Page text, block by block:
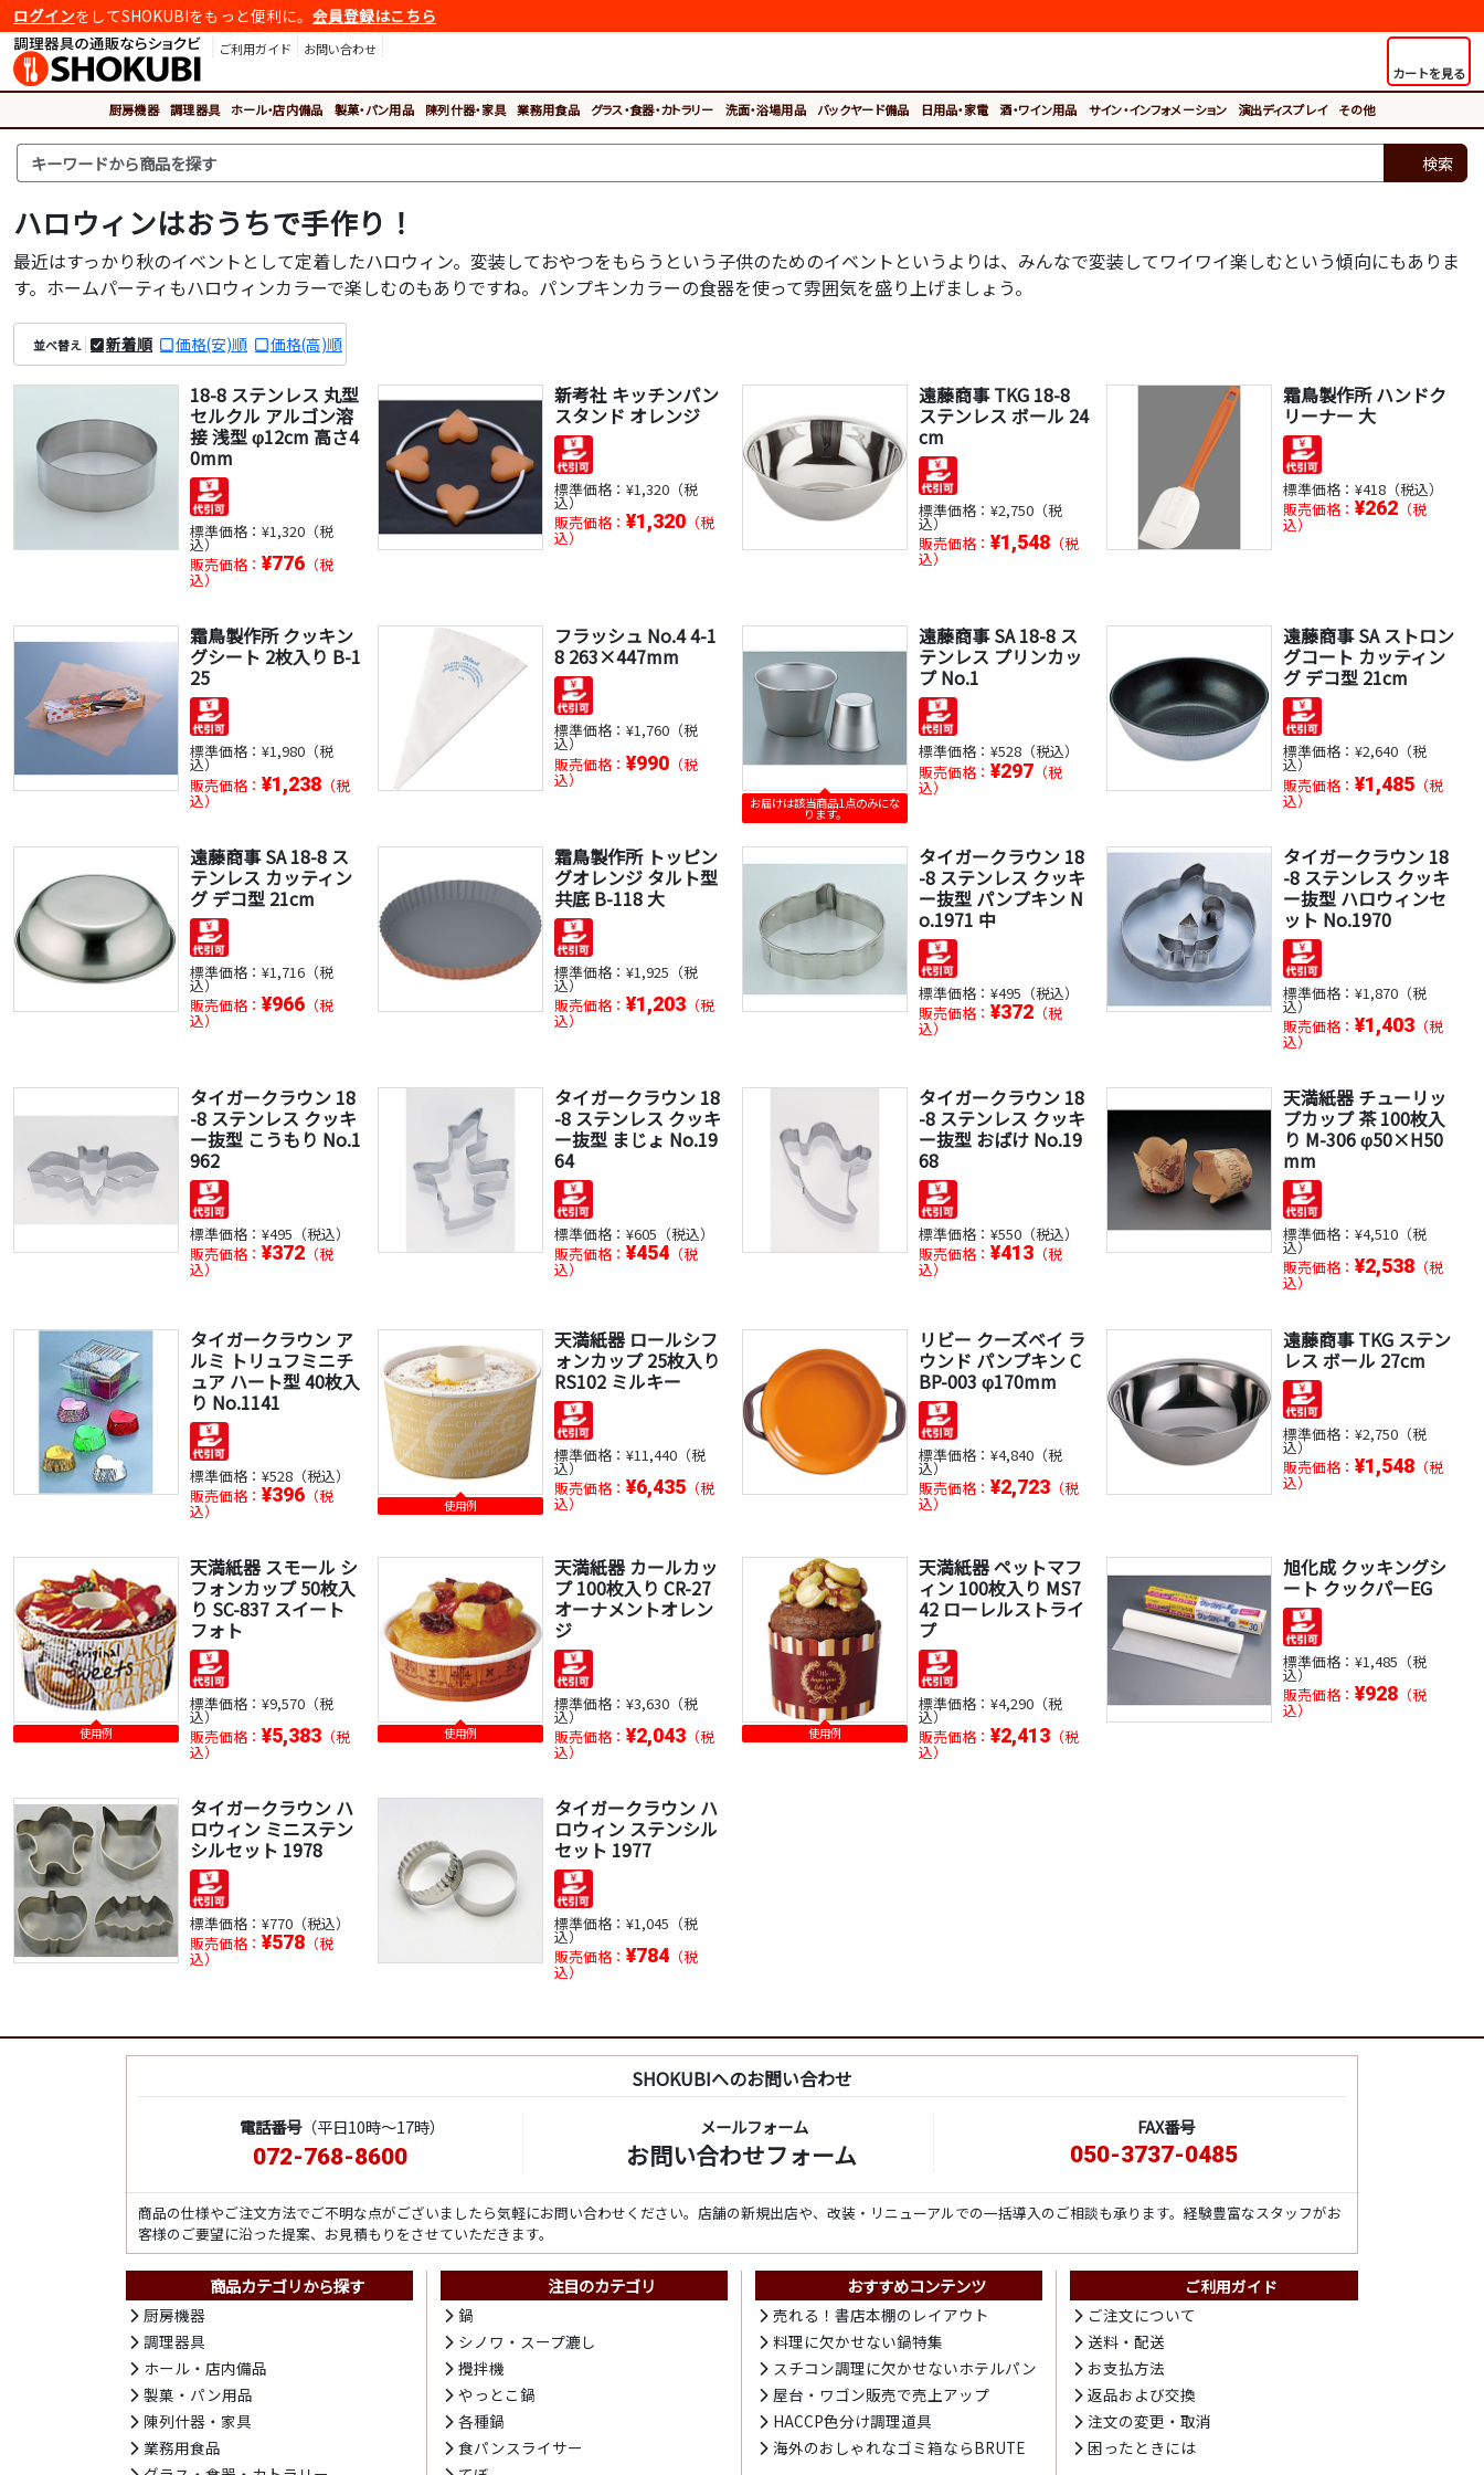
ログインをしてSHOKUBIをもっと便利に。 会員登録はこちら
ご利用ガイド
お問い合わせ
カートを見る
厨房機器 調理器具 ホール・店内備品 製菓・パン用品 陳列什器・家具 業務用食品 グラス・食器・カトラリー 洗面・浴場用品 バックヤード備品 日用品・家電 酒・ワイン用品 サイン・インフォメーション 演出ディスプレイ その他
検索
ハロウィンはおうちで手作り！
最近はすっかり秋のイベントとして定着したハロウィン。変装しておやつをもらうという子供のためのイベントというよりは、みんなで変装してワイワイ楽しむという傾向にもありま
す。ホームパーティもハロウィンカラーで楽しむのもありですね。パンプキンカラーの食器を使って雰囲気を盛り上げましょう。
並べ替え 新着順 価格(安)順 価格(高)順
18-8 ステンレス 丸型
セルクル アルゴン溶
接 浅型 φ12cm 高さ4
0mm
標準価格： ¥1,320（税
込）
販売価格： ¥776 （税
込）
新考社 キッチンパン
スタンド オレンジ
標準価格： ¥1,320（税
込）
販売価格： ¥1,320 （税
込）
遠藤商事 TKG 18-8
ステンレス ボール 24
cm
標準価格： ¥2,750（税
込）
販売価格： ¥1,548 （税
込）
霜鳥製作所 ハンドク
リーナー 大
標準価格： ¥418（税込）
販売価格： ¥262 （税
込）
霜鳥製作所 クッキン
グシート 2枚入り B-1
25
標準価格： ¥1,980（税
込）
販売価格： ¥1,238 （税
込）
フラッシュ No.4 4-1
8 263×447mm
標準価格： ¥1,760（税
込）
販売価格： ¥990 （税
込）
お届けは該当商品1点のみにな
ります。
遠藤商事 SA 18-8 ス
テンレス プリンカッ
プ No.1
標準価格： ¥528（税込）
販売価格： ¥297 （税
込）
遠藤商事 SA ストロン
グコート カッティン
グ デコ型 21cm
標準価格： ¥2,640（税
込）
販売価格： ¥1,485 （税
込）
遠藤商事 SA 18-8 ス
テンレス カッティン
グ デコ型 21cm
標準価格： ¥1,716（税
込）
販売価格： ¥966 （税
込）
霜鳥製作所 トッピン
グオレンジ タルト型
共底 B-118 大
標準価格： ¥1,925（税
込）
販売価格： ¥1,203 （税
込）
タイガークラウン 18
-8 ステンレス クッキ
ー抜型 パンプキン N
o.1971 中
標準価格： ¥495（税込）
販売価格： ¥372 （税
込）
タイガークラウン 18
-8 ステンレス クッキ
ー抜型 ハロウィンセ
ット No.1970
標準価格： ¥1,870（税
込）
販売価格： ¥1,403 （税
込）
タイガークラウン 18
-8 ステンレス クッキ
ー抜型 こうもり No.1
962
標準価格： ¥495（税込）
販売価格： ¥372 （税
込）
タイガークラウン 18
-8 ステンレス クッキ
ー抜型 まじょ No.19
64
標準価格： ¥605（税込）
販売価格： ¥454 （税
込）
タイガークラウン 18
-8 ステンレス クッキ
ー抜型 おばけ No.19
68
標準価格： ¥550（税込）
販売価格： ¥413 （税
込）
天満紙器 チューリッ
プカップ 茶 100枚入
り M-306 φ50×H50
mm
標準価格： ¥4,510（税
込）
販売価格： ¥2,538 （税
込）
タイガークラウン ア
ルミ トリュフミニチ
ュア ハート型 40枚入
り No.1141
標準価格： ¥528（税込）
販売価格： ¥396 （税
込） 使用例
天満紙器 ロールシフ
ォンカップ 25枚入り
RS102 ミルキー
標準価格： ¥11,440（税
込）
販売価格： ¥6,435 （税
込）
リビー クーズベイ ラ
ウンド パンプキン C
BP-003 φ170mm
標準価格： ¥4,840（税
込）
販売価格： ¥2,723 （税
込）
遠藤商事 TKG ステン
レス ボール 27cm
標準価格： ¥2,750（税
込）
販売価格： ¥1,548 （税
込）
使用例
天満紙器 スモール シ
フォンカップ 50枚入
り SC-837 スイート
フォト
標準価格： ¥9,570（税
込）
販売価格： ¥5,383 （税
込）
使用例
天満紙器 カールカッ
プ 100枚入り CR-27
オーナメントオレン
ジ
標準価格： ¥3,630（税
込）
販売価格： ¥2,043 （税
込）
使用例
天満紙器 ペットマフ
ィン 100枚入り MS7
42 ローレルストライ
プ
標準価格： ¥4,290（税
込）
販売価格： ¥2,413 （税
込）
旭化成 クッキングシ
ート クックパーEG
標準価格： ¥1,485（税
込）
販売価格： ¥928 （税
込）
タイガークラウン ハ
ロウィン ミニステン
シルセット 1978
標準価格： ¥770（税込）
販売価格： ¥578 （税
込）
タイガークラウン ハ
ロウィン ステンシル
セット 1977
標準価格： ¥1,045（税
込）
販売価格： ¥784 （税
込）
SHOKUBIへのお問い合わせ
電話番号（平日10時～17時）
072-768-8600
メールフォーム
お問い合わせフォーム
FAX番号
050-3737-0485
商品の仕様やご注文方法でご不明な点がございましたら気軽にお問い合わせください。店舗の新規出店や、改装・リニューアルでの一括導入のご相談も承ります。経験豊富なスタッフがお
客様のご要望に沿った提案、お見積もりをさせていただきます。
商品カテゴリから探す
厨房機器
調理器具
ホール・店内備品
製菓・パン用品
陳列什器・家具
業務用食品
注目のカテゴリ
鍋
シノワ・スープ漉し
攪拌機
やっとこ鍋
各種鍋
食パンスライサー
おすすめコンテンツ
売れる！書店本棚のレイアウト
料理に欠かせない鍋特集
スチコン調理に欠かせないホテルパン
屋台・ワゴン販売で売上アップ
HACCP色分け調理道具
海外のおしゃれなゴミ箱ならBRUTE
ご利用ガイド
ご注文について
送料・配送
お支払方法
返品および交換
注文の変更・取消
困ったときには